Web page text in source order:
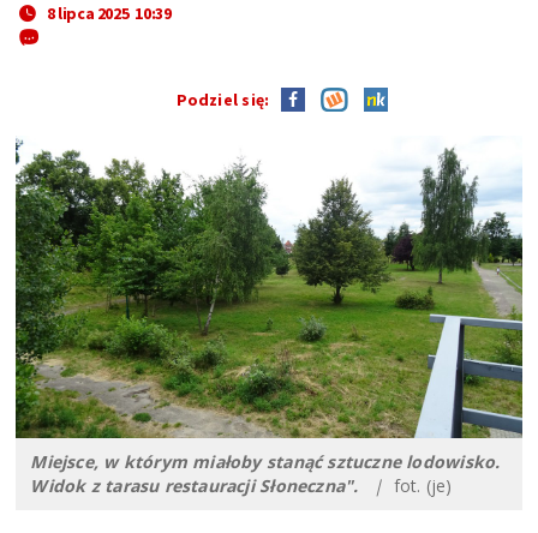
8 lipca 2025 10:39
Podziel się:
Miejsce, w którym miałoby stanąć sztuczne lodowisko.
Widok z tarasu restauracji Słoneczna". | fot. (je)